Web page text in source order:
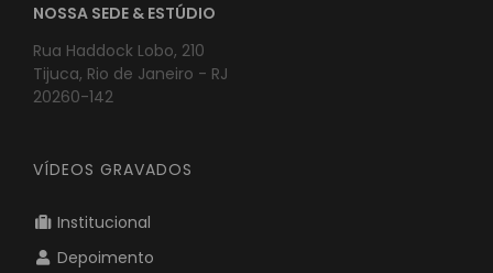
atendimento@menta.net.br
NOSSA SEDE & ESTÚDIO
Rua Haddock Lobo, 210
Institucional